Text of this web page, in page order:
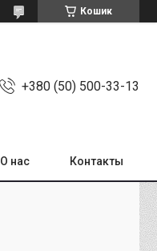
Кошик
+380 (50) 500-33-13
О нас Контакты